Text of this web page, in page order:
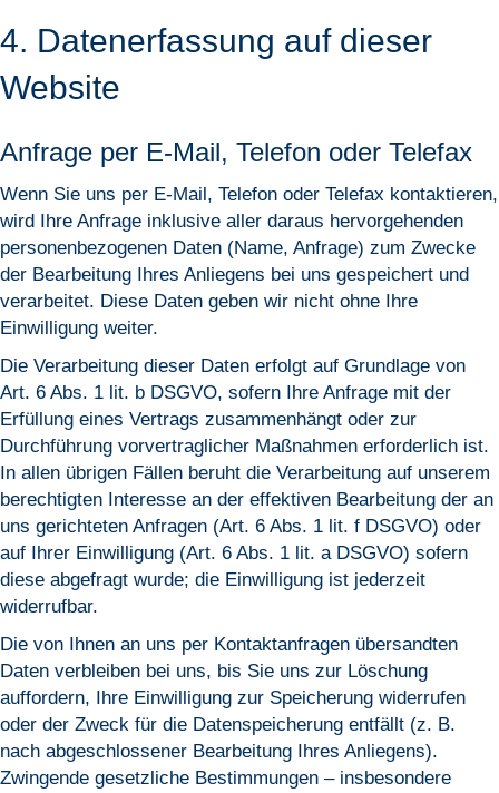
4. Datenerfassung auf dieser
Website
Anfrage per E-Mail, Telefon oder Telefax
Wenn Sie uns per E-Mail, Telefon oder Telefax kontaktieren,
wird Ihre Anfrage inklusive aller daraus hervorgehenden
personenbezogenen Daten (Name, Anfrage) zum Zwecke
der Bearbeitung Ihres Anliegens bei uns gespeichert und
verarbeitet. Diese Daten geben wir nicht ohne Ihre
Einwilligung weiter.
Die Verarbeitung dieser Daten erfolgt auf Grundlage von
Art. 6 Abs. 1 lit. b DSGVO, sofern Ihre Anfrage mit der
Erfüllung eines Vertrags zusammenhängt oder zur
Durchführung vorvertraglicher Maßnahmen erforderlich ist.
In allen übrigen Fällen beruht die Verarbeitung auf unserem
berechtigten Interesse an der effektiven Bearbeitung der an
uns gerichteten Anfragen (Art. 6 Abs. 1 lit. f DSGVO) oder
auf Ihrer Einwilligung (Art. 6 Abs. 1 lit. a DSGVO) sofern
diese abgefragt wurde; die Einwilligung ist jederzeit
widerrufbar.
Die von Ihnen an uns per Kontaktanfragen übersandten
Daten verbleiben bei uns, bis Sie uns zur Löschung
auffordern, Ihre Einwilligung zur Speicherung widerrufen
oder der Zweck für die Datenspeicherung entfällt (z. B.
nach abgeschlossener Bearbeitung Ihres Anliegens).
Zwingende gesetzliche Bestimmungen – insbesondere